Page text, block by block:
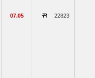
07.05 22823